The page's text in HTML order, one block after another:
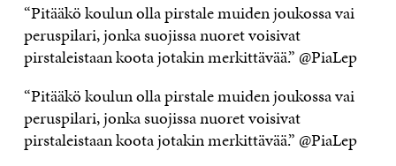
“Pitääkö koulun olla pirstale muiden joukossa vai
peruspilari, jonka suojissa nuoret voisivat
pirstaleistaan koota jotakin merkittävää.” @PiaLep
“Pitääkö koulun olla pirstale muiden joukossa vai
peruspilari, jonka suojissa nuoret voisivat
pirstaleistaan koota jotakin merkittävää.” @PiaLep